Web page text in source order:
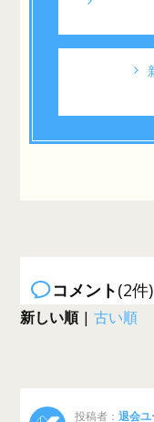
コメント(2件)
新しい順|古い順
投稿者：退会